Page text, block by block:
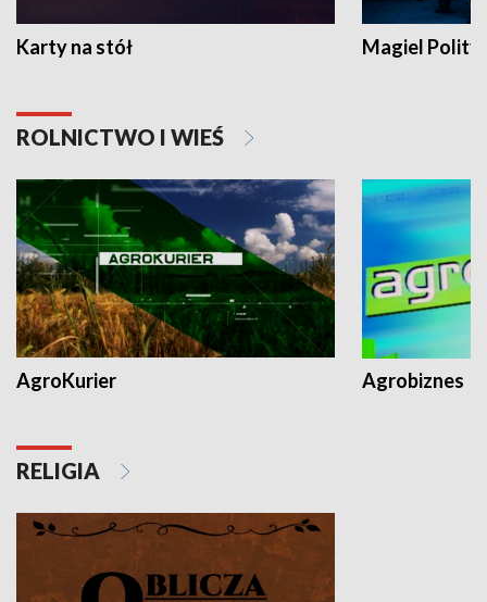
Karty na stół Magiel
ROLNICTWO I WIEŚ
AgroKurier Agrobiznes
RELIGIA